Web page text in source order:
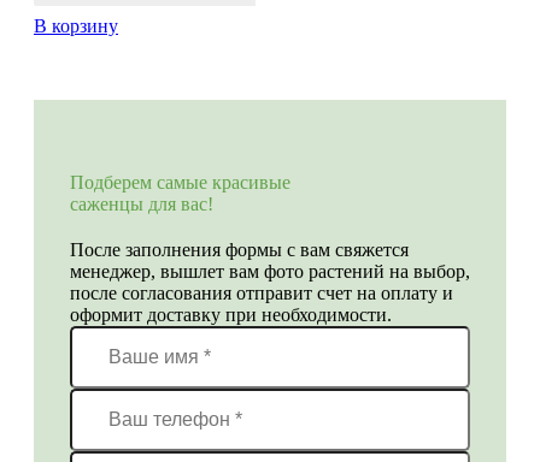
В корзину
Подберем самые красивые
саженцы для вас!
После заполнения формы с вам свяжется
менеджер, вышлет вам фото растений на выбор,
после согласования отправит счет на оплату и
оформит доставку при необходимости.